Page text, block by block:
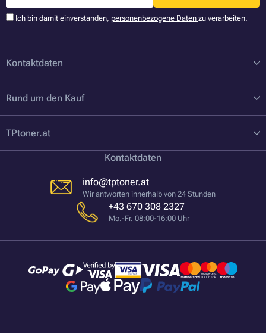
Ich bin damit einverstanden, personenbezogene Daten zu verarbeiten.
Kontaktdaten
Rund um den Kauf
TPtoner.at
Kontaktdaten
info@tptoner.at
Wir antworten innerhalb von 24 Stunden
+43 670 308 2327
Mo.-Fr. 08:00-16:00 Uhr